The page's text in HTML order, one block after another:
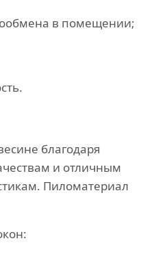
в помещении;
благодаря
и отличным
Пиломатериал